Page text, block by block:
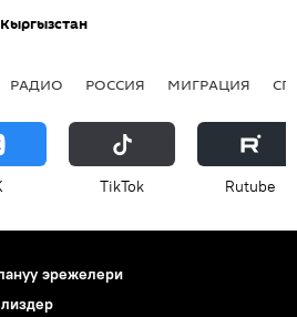
Кыргызстан
РАДИО РОССИЯ МИГРАЦИЯ
ТikТоk Rutube
эрежелери